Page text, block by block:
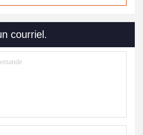
courriel.